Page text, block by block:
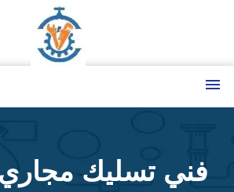
المحتوى
فني تسليك